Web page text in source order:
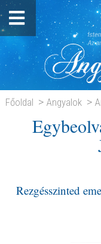
Főoldal Angyalok
Egybeolvadás az Én
Rezgésszinted